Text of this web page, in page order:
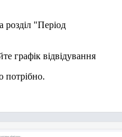
розділ "Період
графік відвідування
потрібно.